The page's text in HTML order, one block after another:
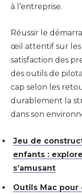
à l’entreprise.
Réussir le
œil attentif sur les
satisfaction des
des outils de
cap selon les
durablement la
dans son
Jeu de
enfants :
s’amusant
Outils Mac